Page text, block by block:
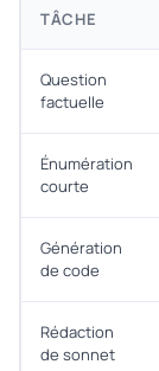
TÂCHE
Question
factuelle
Énumération
courte
Génération
de code
Rédaction
de sonnet